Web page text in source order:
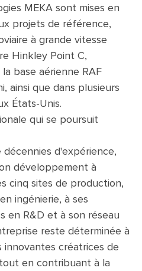
MEKA sont mises en
projets de référence,
à grande vitesse
Hinkley Point C,
base aérienne RAF
ainsi que dans plusieurs
États-Unis.
qui se poursuit
d'expérience,
développement à
cinq sites de production,
ingénierie, à ses
en R&D et à son réseau
reste déterminée à
créatrices de
en contribuant à la